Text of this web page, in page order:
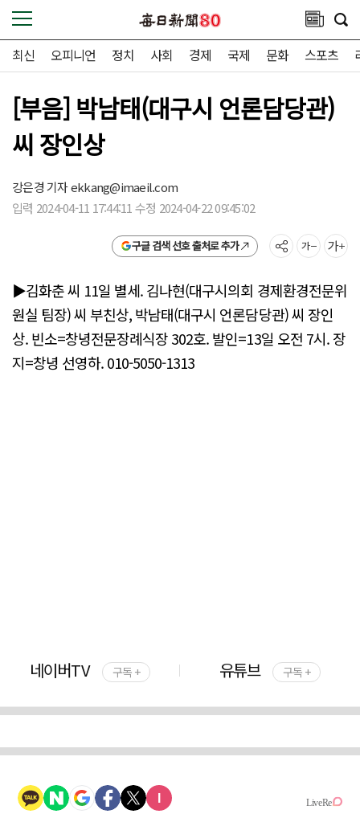
최신 오피니언 정치 사회 경제 국제 문화 스포츠
[부음] 박남태(대구시 언론담당관)
씨 장인상
강은경 기자ekkang@imaeil.com
입력 2024-04-11 17:44:11 수정 2024-04-22 09:45:02
구글 검색 선호 출처로 추가
▶김화춘 씨 11일 별세. 김나현(대구시의회 경제환경전문위
원실 팀장) 씨 부친상, 박남태(대구시 언론담당관) 씨 장인
상. 빈소=창녕전문장례식장 302호. 발인=13일 오전 7시. 장
지=창녕 선영하. 010-5050-1313
네이버TV 구독 + 유튜브 구독 +